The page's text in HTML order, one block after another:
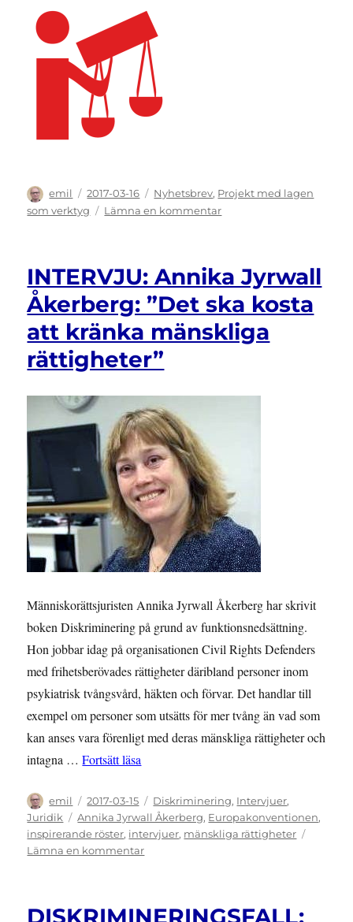
Författare
emil
Publicerat
den
2017-03-16 Kategorier
Nyhetsbrev, Projekt med lagen
som verktyg
Lämna en kommentartill
INTERVJU: Annika Jyrwall
Åkerberg: ”Det ska kosta
att kränka mänskliga
rättigheter”
Människorättsjuristen Annika Jyrwall Åkerberg har skrivit
boken Diskriminering på grund av funktionsnedsättning.
Hon jobbar idag på organisationen Civil Rights Defenders
med frihetsberövades rättigheter däribland personer inom
psykiatrisk tvångsvård, häkten och förvar. Det handlar till
exempel om personer som utsätts för mer tvång än vad som
kan anses vara förenligt med deras mänskliga rättigheter och
intagna …Fortsätt läsa
Författare
emil
Publicerat
den
2017-03-15 Kategorier
Diskriminering, Intervjuer,
Juridik
Etiketter
Annika Jyrwall Åkerberg, Europakonventionen,
inspirerande röster, intervjuer, mänskliga rättigheter
Lämna en kommentartill
Åkerberg:
DISKRIMINERINGSFALL: